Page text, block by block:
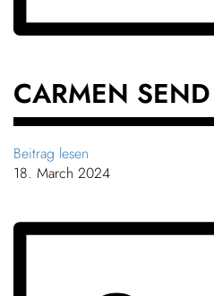
CARMEN SEND
Beitrag lesen
18. March 2024